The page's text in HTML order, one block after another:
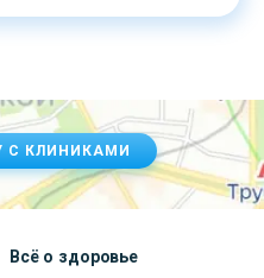
С КЛИНИКАМИ
Всё о здоровье